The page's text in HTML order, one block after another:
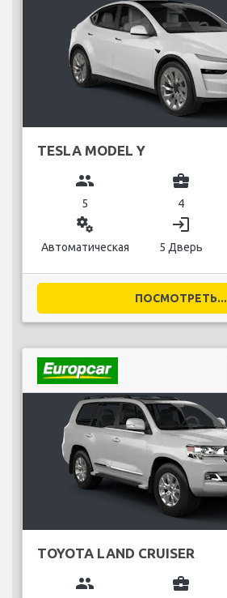
TESLA MODEL Y
group
5
business_center
4
miscellaneous_services
Автоматическая
login
5 Дверь
ПОСМОТРЕТЬ...
TOYOTA LAND CRUISER
group business_center